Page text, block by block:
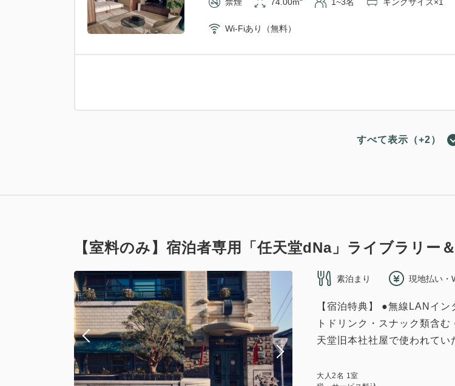
Wi-Fiあり（無料）
スーペリアツイン/安藤忠雄氏監修（24hラウン
禁煙 40.20m 1~3名 セミダブル×2
Wi-Fiあり（無料）
すべて表示（+2）
【室料のみ】宿泊者専用「任天堂dNa」ライブラリー
素泊まり 現地払い・
【宿泊特典】 ●無線LANイ
トドリンク・スナック類含
天堂旧本社社屋で使われて
大人2名 1室